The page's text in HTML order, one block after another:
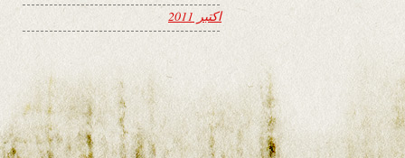
اکتبر 2011